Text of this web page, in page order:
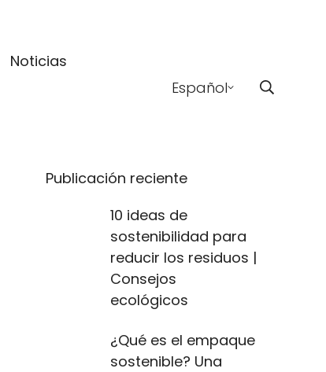
Noticias
Español
Publicación reciente
10 ideas de
sostenibilidad para
reducir los residuos |
Consejos
ecológicos
¿Qué es el empaque
sostenible? Una